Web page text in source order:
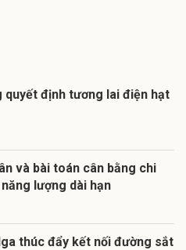
quyết định tương lai điện hạt
và bài toán cân bằng chi
lượng dài hạn
thúc đẩy kết nối đường sắt